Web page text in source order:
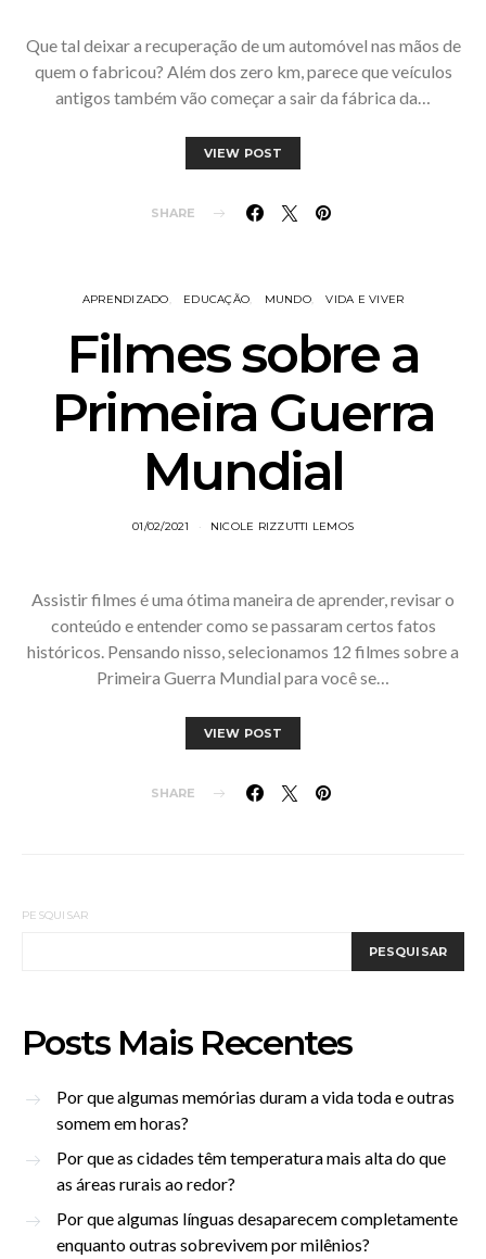
Que tal deixar a recuperação de um automóvel nas mãos de
quem o fabricou? Além dos zero km, parece que veículos
antigos também vão começar a sair da fábrica da…
VIEW POST
SHARE
APRENDIZADO EDUCAÇÃO MUNDO VIDA E VIVER
Filmes sobre a
Primeira Guerra
Mundial
01/02/2021 NICOLE RIZZUTTI LEMOS
Assistir filmes é uma ótima maneira de aprender, revisar o
conteúdo e entender como se passaram certos fatos
históricos. Pensando nisso, selecionamos 12 filmes sobre a
Primeira Guerra Mundial para você se…
VIEW POST
SHARE
PESQUISAR
PESQUISAR
Posts Mais Recentes
Por que algumas memórias duram a vida toda e outras
somem em horas?
Por que as cidades têm temperatura mais alta do que
as áreas rurais ao redor?
Por que algumas línguas desaparecem completamente
enquanto outras sobrevivem por milênios?